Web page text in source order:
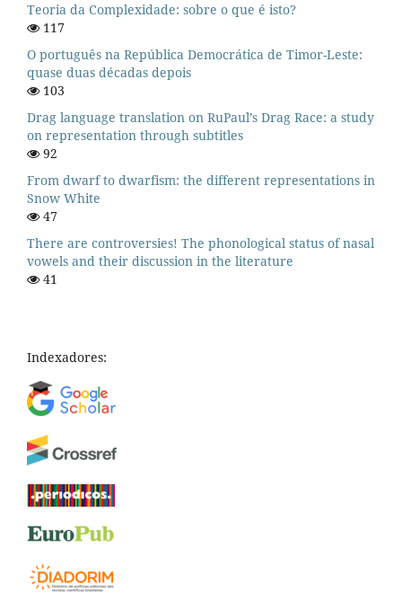
Teoria da Complexidade: sobre o que é isto?
117
O português na República Democrática de Timor-Leste:
quase duas décadas depois
103
Drag language translation on RuPaul’s Drag Race: a study
on representation through subtitles
92
From dwarf to dwarfism: the different representations in
Snow White
47
There are controversies! The phonological status of nasal
vowels and their discussion in the literature
41
Indexadores: